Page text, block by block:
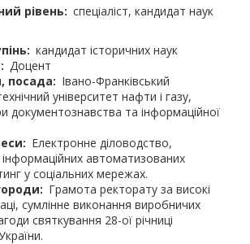
рівень
спеціаліст, кандидат наук
кандидат історичних наук
Доцент
посада
Івано-Франківський
університет нафти і газу,
документознавства та інформаційної
Електронне діловодство,
автоматизованих
у соціальних мережах.
Грамота ректорату за високі
сумлінне виконання виробничих
святкування 28-ої річниці